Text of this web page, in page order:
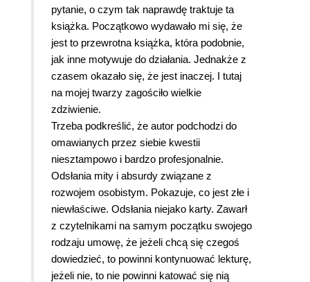
pytanie, o czym tak naprawdę traktuje ta
książka. Początkowo wydawało mi się, że
jest to przewrotna książka, która podobnie,
jak inne motywuje do działania. Jednakże z
czasem okazało się, że jest inaczej. I tutaj
na mojej twarzy zagościło wielkie
zdziwienie.
Trzeba podkreślić, że autor podchodzi do
omawianych przez siebie kwestii
niesztampowo i bardzo profesjonalnie.
Odsłania mity i absurdy związane z
rozwojem osobistym. Pokazuje, co jest złe i
niewłaściwe. Odsłania niejako karty. Zawarł
z czytelnikami na samym początku swojego
rodzaju umowę, że jeżeli chcą się czegoś
dowiedzieć, to powinni kontynuować lekturę,
jeżeli nie, to nie powinni katować się nią